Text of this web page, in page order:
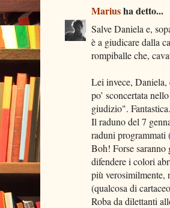
Mariusha detto...
Salve Daniela e,
è a giudicare dalla
rompiballe che,
Lei invece, Daniela,
po’ sconcertata
giudizio". Fantastica.
Il raduno del 7
raduni
Boh! Forse saranno
difendere i colori
più verosimilmente,
(qualcosa di
Roba da dilettanti